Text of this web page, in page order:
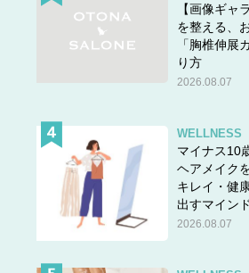
【画像ギャ
を整える、
「胸椎伸展
り方
2026.08.07
WELLNESS
マイナス10
ヘアメイク
キレイ・健
出すマイン
2026.08.07